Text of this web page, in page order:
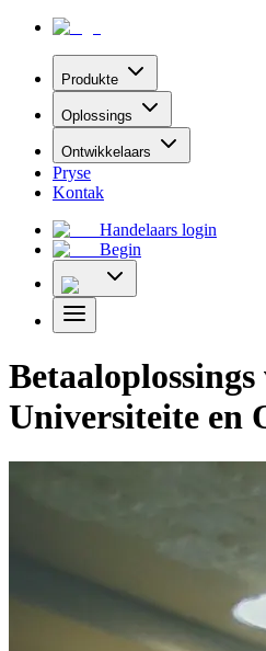
Produkte
Oplossings
Ontwikkelaars
Pryse
Kontak
Handelaars login
Begin
Universiteite en